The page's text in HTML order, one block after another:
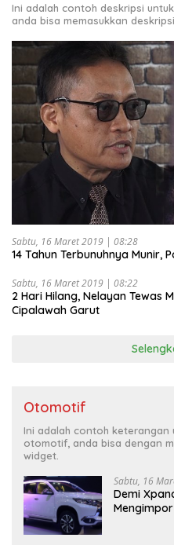
Ini adalah contoh deskripsi
anda bisa memasukkan
Sabtu, 16 Maret 2019 | 08:28
14 Tahun Terbunuhnya Munir,
Sabtu, 16 Maret 2019 | 08:22
2 Hari Hilang, Nelayan Tewas
Cipalawah Garut
Otomotif
Ini adalah contoh
otomotif, anda bisa dengan
widget.
Sabtu, 16
Demi